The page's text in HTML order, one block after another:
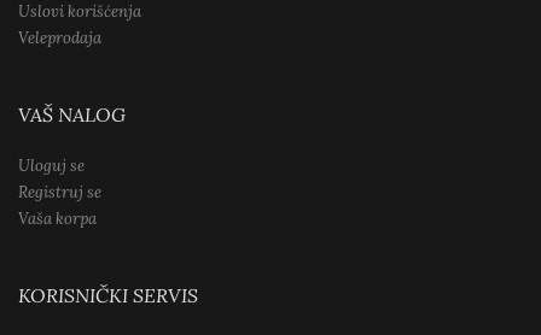
Uslovi korišćenja
Veleprodaja
VAŠ NALOG
Uloguj se
Registruj se
Vaša korpa
KORISNIČKI SERVIS